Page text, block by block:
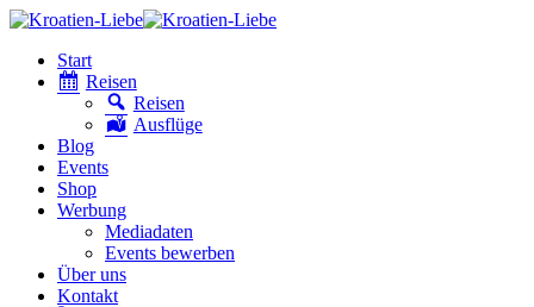
Start
Reisen
Reisen
Ausflüge
Blog
Events
Shop
Werbung
Mediadaten
Events bewerben
Über uns
Kontakt